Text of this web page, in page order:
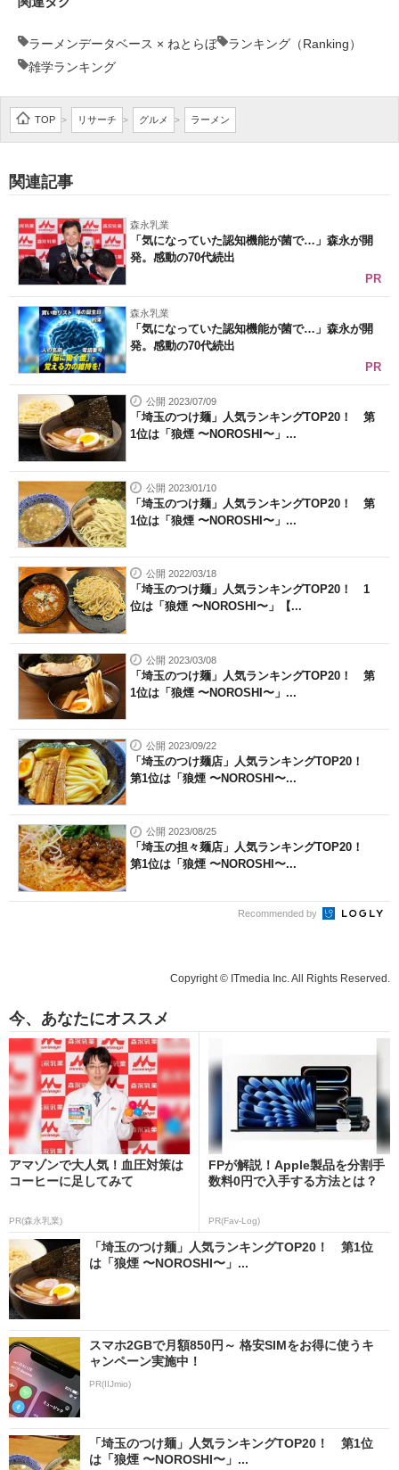
モノづくり技術者専門サイト
エレクトロニクス専門サイト
エネルギーの専門メディア
ラーメンデータベース × ねとらぼ
ランキング（Ranking）
雑学ランキング
TOP > リサーチ > グルメ > ラーメン
関連記事
森永乳業
「気になっていた認知機能が菌で…」森永が開
発。感動の70代続出
PR
森永乳業
「気になっていた認知機能が菌で…」森永が開
発。感動の70代続出
PR
公開 2023/07/09
「埼玉のつけ麺」人気ランキングTOP20！ 第
1位は「狼煙 〜NOROSHI〜」...
公開 2023/01/10
「埼玉のつけ麺」人気ランキングTOP20！ 第
1位は「狼煙 〜NOROSHI〜」...
公開 2022/03/18
「埼玉のつけ麺」人気ランキングTOP20！ 1
位は「狼煙 〜NOROSHI〜」【...
公開 2023/03/08
「埼玉のつけ麺」人気ランキングTOP20！ 第
1位は「狼煙 〜NOROSHI〜」...
公開 2023/09/22
「埼玉のつけ麺店」人気ランキングTOP20！
第1位は「狼煙 〜NOROSHI〜...
公開 2023/08/25
「埼玉の担々麺店」人気ランキングTOP20！
第1位は「狼煙 〜NOROSHI〜...
Recommended by
Copyright © ITmedia Inc. All Rights Reserved.
今、あなたにオススメ
アマゾンで大人気！血圧対策は
コーヒーに足してみて
PR(森永乳業)
FPが解説！Apple製品を分割手
数料0円で入手する方法とは？
PR(Fav-Log)
「埼玉のつけ麺」人気ランキングTOP20！ 第1位
は「狼煙 〜NOROSHI〜」...
スマホ2GBで月額850円～ 格安SIMをお得に使うキ
ャンペーン実施中！
PR(IIJmio)
「埼玉のつけ麺」人気ランキングTOP20！ 第1位
は「狼煙 〜NOROSHI〜」...